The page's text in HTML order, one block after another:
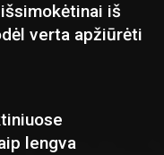
iš
verta apžiūrėti
lengva